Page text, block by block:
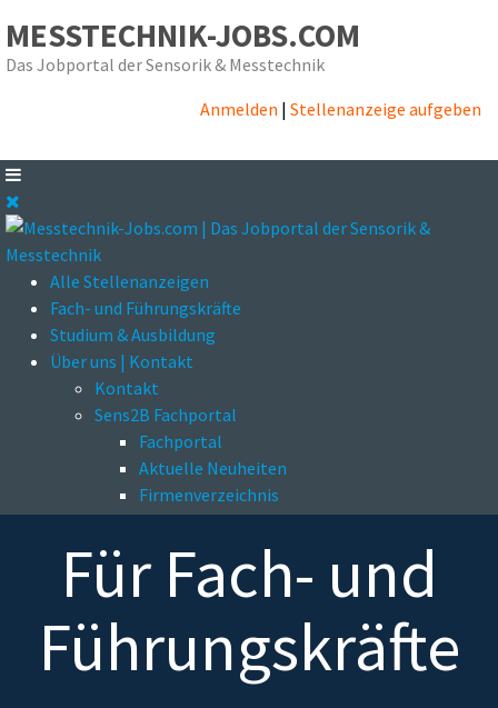
MESSTECHNIK-JOBS.COM
Das Jobportal der Sensorik & Messtechnik
Anmelden | Stellenanzeige aufgeben
Alle Stellenanzeigen
Fach- und Führungskräfte
Studium & Ausbildung
Über uns | Kontakt
Kontakt
Sens2B Fachportal
Fachportal
Aktuelle Neuheiten
Firmenverzeichnis
FürFach- und
Führungskräfte